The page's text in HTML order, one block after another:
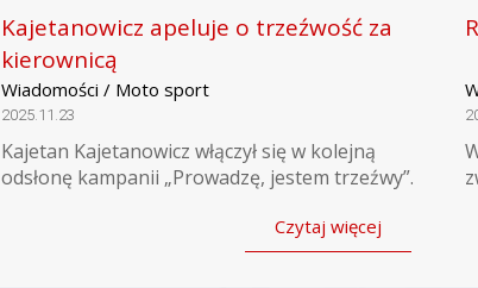
Kajetanowicz apeluje o trzeźwość za
kierownicą
Wiadomości / Moto sport
2025.11.23
Kajetan Kajetanowicz włączył się w kolejną
odsłonę kampanii „Prowadzę, jestem trzeźwy”.
Czytaj więcej